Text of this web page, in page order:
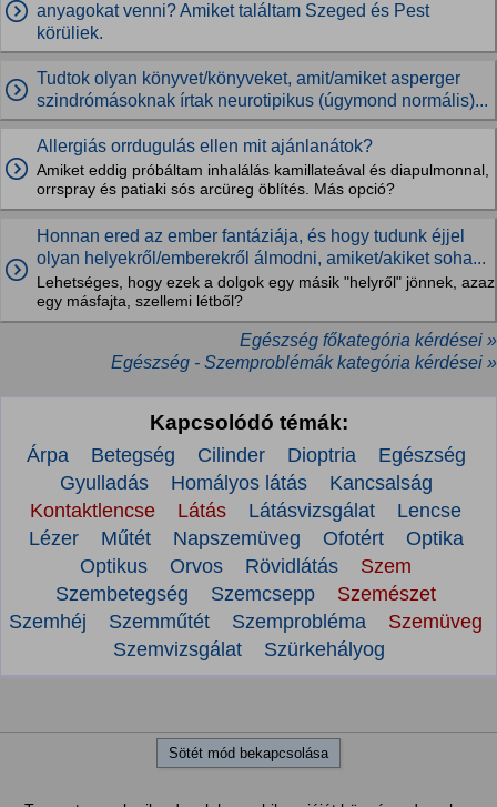
anyagokat venni? Amiket találtam Szeged és Pest
körüliek.
Tudtok olyan könyvet/könyveket, amit/amiket asperger
szindrómásoknak írtak neurotipikus (úgymond normális)...
Allergiás orrdugulás ellen mit ajánlanátok?
Amiket eddig próbáltam inhalálás kamillateával és diapulmonnal,
orrspray és patiaki sós arcüreg öblítés. Más opció?
Honnan ered az ember fantáziája, és hogy tudunk éjjel
olyan helyekről/emberekről álmodni, amiket/akiket soha...
Lehetséges, hogy ezek a dolgok egy másik "helyről" jönnek, azaz
egy másfajta, szellemi létből?
Egészség főkategória kérdései »
Egészség - Szemproblémák kategória kérdései »
Kapcsolódó témák:
Árpa Betegség Cilinder Dioptria
Egészség
Gyulladás
Homályos látás
Kancsalság
Kontaktlencse
Látás Látásvizsgálat
Lencse
Lézer
Műtét Napszemüveg Ofotért
Optika
Optikus
Orvos Rövidlátás
Szem
Szembetegség
Szemcsepp
Szemészet
Szemhéj
Szemműtét Szemprobléma
Szemüveg
Szemvizsgálat
Szürkehályog
Sötét mód bekapcsolása